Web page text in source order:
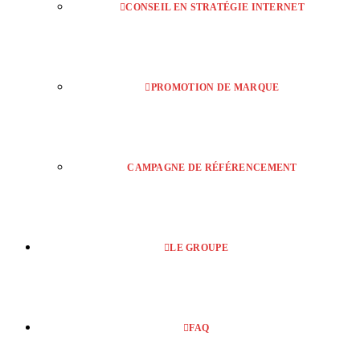
CONSEIL EN STRATÉGIE INTERNET
PROMOTION DE MARQUE
CAMPAGNE DE RÉFÉRENCEMENT
LE GROUPE
FAQ